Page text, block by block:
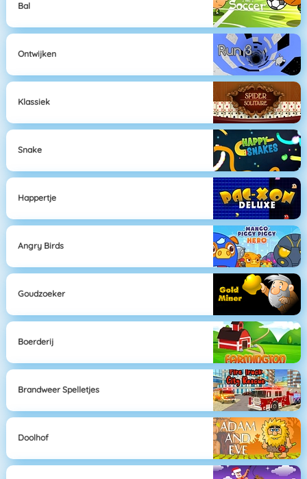
Bal
Ontwijken
Klassiek
Snake
Happertje
Angry Birds
Goudzoeker
Boerderij
Brandweer Spelletjes
Doolhof